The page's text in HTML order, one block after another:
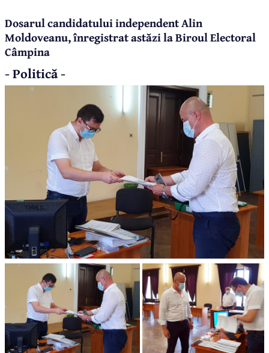
Dosarul candidatului independent Alin
Moldoveanu, înregistrat astăzi la Biroul Electoral
Câmpina
- Politică -